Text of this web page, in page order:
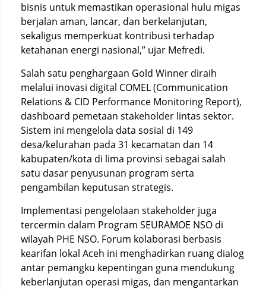
bisnis untuk memastikan operasional hulu migas
berjalan aman, lancar, dan berkelanjutan,
sekaligus memperkuat kontribusi terhadap
ketahanan energi nasional,” ujar Mefredi.
Salah satu penghargaan Gold Winner diraih
melalui inovasi digital COMEL (Communication
Relations & CID Performance Monitoring Report),
dashboard pemetaan stakeholder lintas sektor.
Sistem ini mengelola data sosial di 149
desa/kelurahan pada 31 kecamatan dan 14
kabupaten/kota di lima provinsi sebagai salah
satu dasar penyusunan program serta
pengambilan keputusan strategis.
Implementasi pengelolaan stakeholder juga
tercermin dalam Program SEURAMOE NSO di
wilayah PHE NSO. Forum kolaborasi berbasis
kearifan lokal Aceh ini menghadirkan ruang dialog
antar pemangku kepentingan guna mendukung
keberlanjutan operasi migas, dan mengantarkan